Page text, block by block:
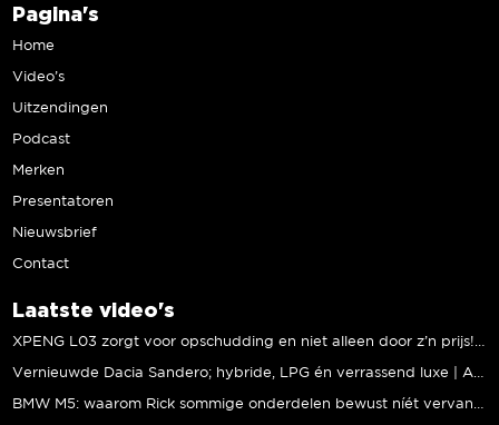
Pagina's
Home
Video’s
Uitzendingen
Podcast
Merken
Presentatoren
Nieuwsbrief
Contact
Laatste video's